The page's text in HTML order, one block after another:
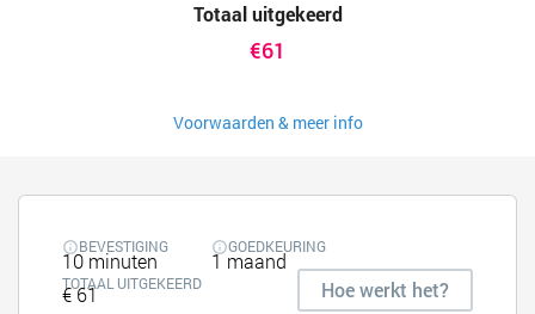
Totaal uitgekeerd
€61
Voorwaarden & meer info
BEVESTIGING
10 minuten
GOEDKEURING
1 maand
TOTAAL UITGEKEERD
€ 61 Hoe werkt het?